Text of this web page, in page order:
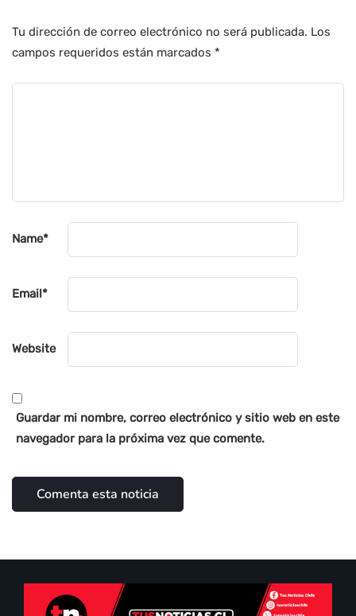
Tu dirección de correo electrónico no será publicada. Los
campos requeridos están marcados *
Name*
Email*
Website
Guardar mi nombre, correo electrónico y sitio web en este
navegador para la próxima vez que comente.